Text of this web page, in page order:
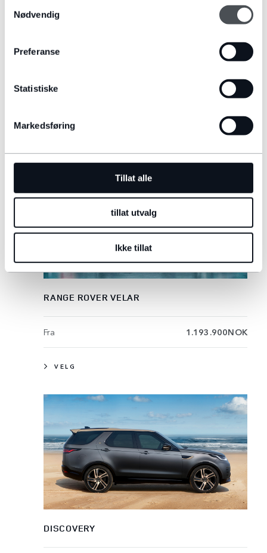
Nødvendig
Preferanse
Statistiske
Markedsføring
Tillat alle
tillat utvalg
Ikke tillat
997.900NOK
VELG
RANGE ROVER VELAR
Fra 1.193.900NOK
VELG
DISCOVERY